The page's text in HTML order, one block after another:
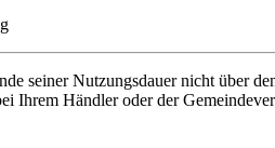
seiner Nutzungsdauer nicht über
Ihrem Händler oder der